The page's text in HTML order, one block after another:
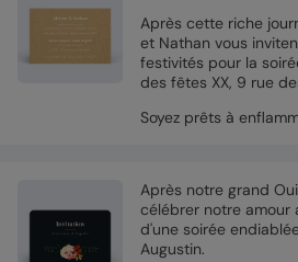
Après cette riche
et Nathan vous
festivités pour la
des fêtes XX, 9 rue
Soyez prêts à
Après notre grand
célébrer notre amour
d'une soirée
Augustin.